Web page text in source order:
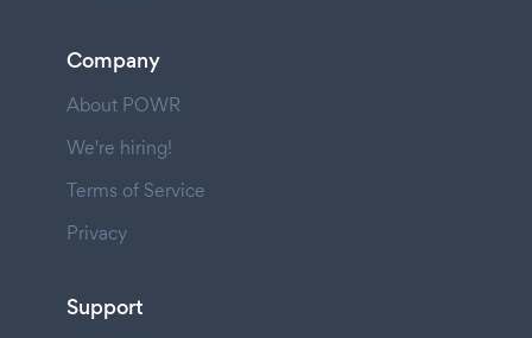
Company
About POWR
We're hiring!
Terms of Service
Privacy
Support